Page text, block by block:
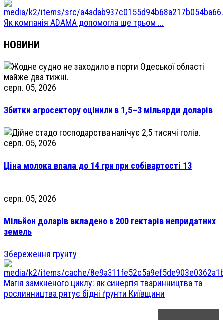
Як компанія ADAMA допомогла ще трьом ...
НОВИНИ
серп. 05, 2026
Збитки агросектору оцінили в 1,5–3 мільярди доларів
серп. 05, 2026
Ціна молока впала до 14 грн при собівартості 13
серп. 05, 2026
Мільйон доларів вкладено в 200 гектарів непридатних
земель
Збереження грунту
Магія замкненого циклу: як синергія тваринництва та
рослинництва рятує бідні ґрунти Київщини